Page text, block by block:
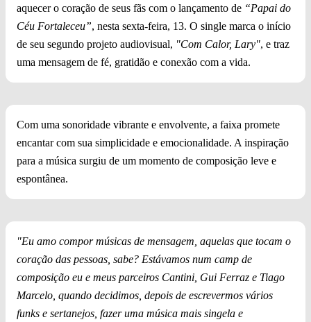
aquecer o coração de seus fãs com o lançamento de “Papai do
Céu Fortaleceu”, nesta sexta-feira, 13. O single marca o início
de seu segundo projeto audiovisual, "Com Calor, Lary", e traz
uma mensagem de fé, gratidão e conexão com a vida.
Com uma sonoridade vibrante e envolvente, a faixa promete
encantar com sua simplicidade e emocionalidade. A inspiração
para a música surgiu de um momento de composição leve e
espontânea.
"Eu amo compor músicas de mensagem, aquelas que tocam o
coração das pessoas, sabe? Estávamos num camp de
composição eu e meus parceiros Cantini, Gui Ferraz e Tiago
Marcelo, quando decidimos, depois de escrevermos vários
funks e sertanejos, fazer uma música mais singela e